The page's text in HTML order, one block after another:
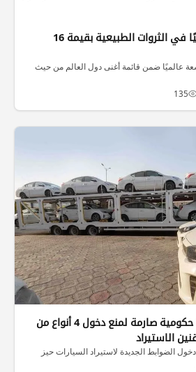
العراق بين الكبار عالميًا في الثروات الطبيعية بقيمة 16
عالميًا ضمن قائمة أغنى دول العالم من حيث
135
بدءاً من 2026.. ضوابط حكومية صارمة لمنع دخول 4 أنواع من
الاستيراد
الضوابط الجديدة لاستيراد السيارات حيز